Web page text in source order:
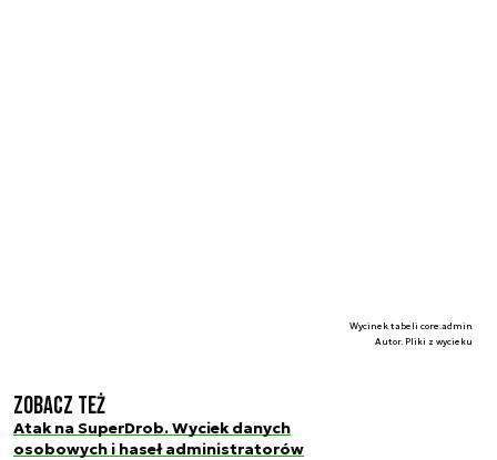
Wycinek tabeli core.admin
Autor. Pliki z wycieku
Zobacz też
Atak na SuperDrob. Wyciek danych
osobowych i haseł administratorów